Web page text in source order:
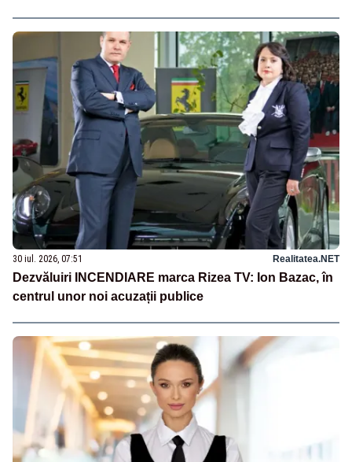
30 iul. 2026, 07:51 Realitatea.NET
Dezvăluiri INCENDIARE marca Rizea TV: Ion Bazac, în
centrul unor noi acuzații publice